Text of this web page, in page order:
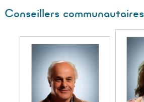
Conseillers communautaires